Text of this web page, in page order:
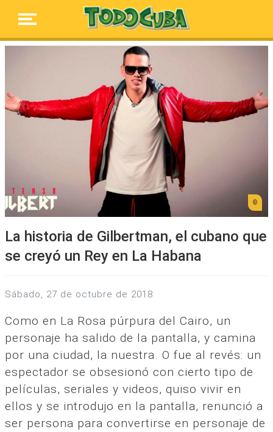
La historia de Gilbertman, el cubano que
se creyó un Rey en La Habana
sábado, 27 de octubre de 2018
Como en La Rosa púrpura del Cairo, un
personaje ha salido de la pantalla, y camina
por una ciudad, la nuestra. O fue al revés: un
espectador se obsesionó con cierto tipo de
películas, seriales y videos, quiso vivir en
ellos y se introdujo en la pantalla, renunció a
ser persona para convertirse en personaje de